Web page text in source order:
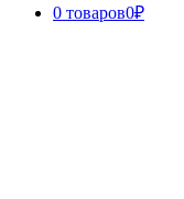
0 товаров0₽